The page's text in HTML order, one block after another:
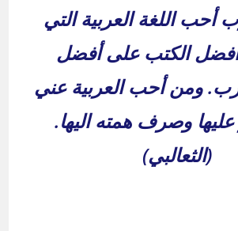
أحب اللغة العربية التي
أفضل الكتب على أفضل
ومن أحب العربية عني
عليها وصرف همته اليها.
(الثعالبي)